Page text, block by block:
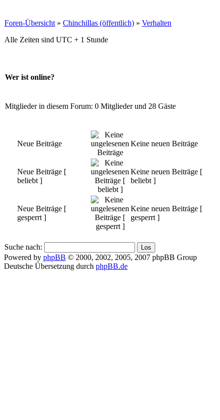
Foren-Übersicht » Chinchillas (öffentlich) » Verhalten
Alle Zeiten sind UTC + 1 Stunde
Wer ist online?
Mitglieder in diesem Forum: 0 Mitglieder und 28 Gäste
Neue Beiträge Keine neuen Beiträge
Neue Beiträge [
beliebt ]
Keine neuen Beiträge [
beliebt ]
Neue Beiträge [
gesperrt ]
Keine neuen Beiträge [
gesperrt ]
Suche nach:
Powered by phpBB © 2000, 2002, 2005, 2007 phpBB Group
Deutsche Übersetzung durch phpBB.de